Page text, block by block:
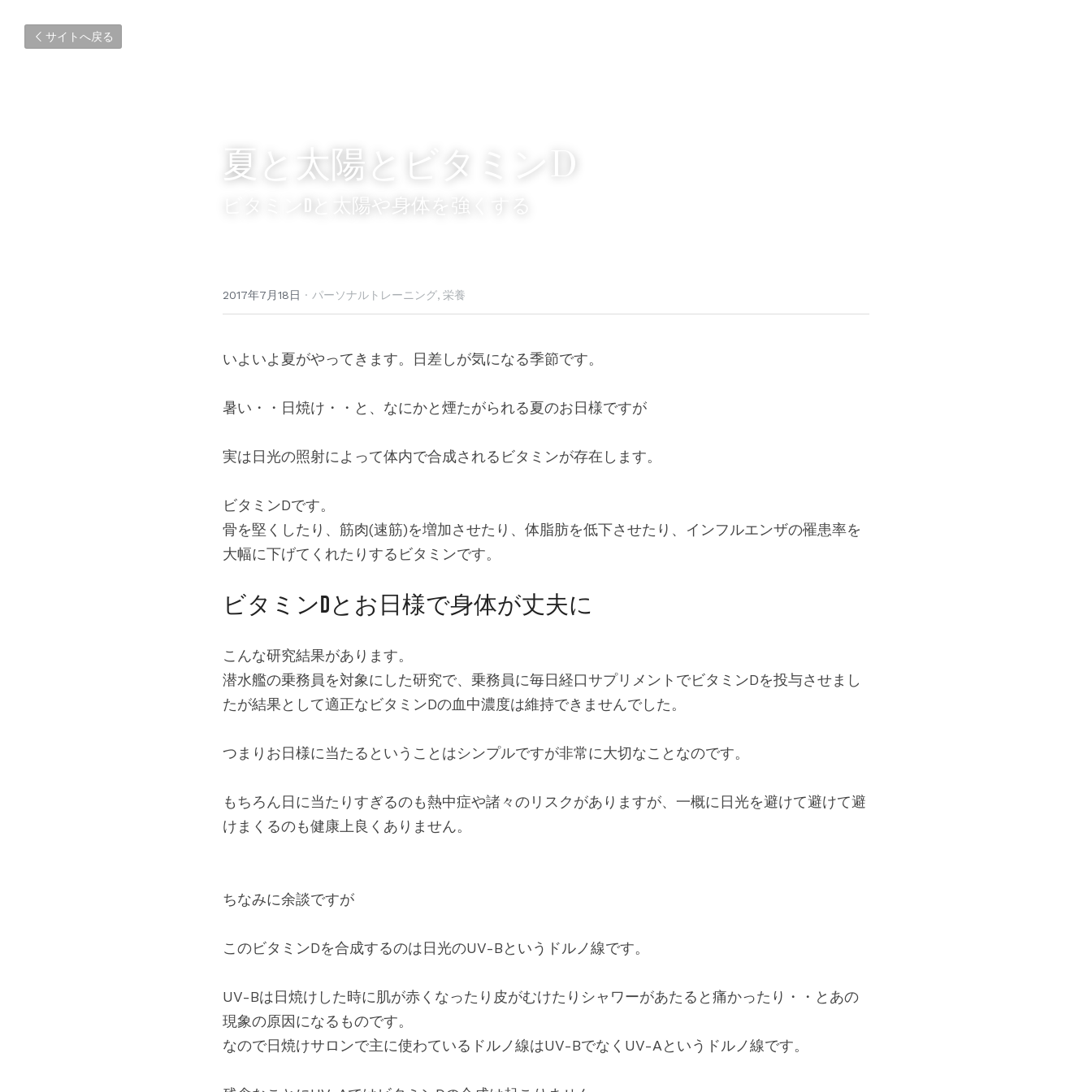
サイトへ戻る
夏と太陽とビタミンD
ビタミンDと太陽や身体を強くする
2017年7月18日 · パーソナルトレーニング, 栄養
いよいよ夏がやってきます。日差しが気になる季節です。
暑い・・日焼け・・と、なにかと煙たがられる夏のお日様ですが
実は日光の照射によって体内で合成されるビタミンが存在します。
ビタミンDです。
骨を堅くしたり、筋肉(速筋)を増加させたり、体脂肪を低下させたり、インフルエンザの罹患率を
大幅に下げてくれたりするビタミンです。
ビタミンDとお日様で身体が丈夫に
こんな研究結果があります。
潜水艦の乗務員を対象にした研究で、乗務員に毎日経口サプリメントでビタミンDを投与させまし
たが結果として適正なビタミンDの血中濃度は維持できませんでした。
つまりお日様に当たるということはシンプルですが非常に大切なことなのです。
もちろん日に当たりすぎるのも熱中症や諸々のリスクがありますが、一概に日光を避けて避けて避
けまくるのも健康上良くありません。
ちなみに余談ですが
このビタミンDを合成するのは日光のUV-Bというドルノ線です。
UV-Bは日焼けした時に肌が赤くなったり皮がむけたりシャワーがあたると痛かったり・・とあの
現象の原因になるものです。
なので日焼けサロンで主に使わているドルノ線はUV-BでなくUV-Aというドルノ線です。